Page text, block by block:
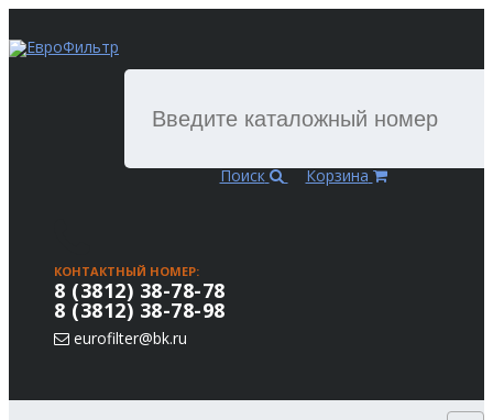
Поиск Корзина
КОНТАКТНЫЙ НОМЕР:
8 (3812) 38-78-78
8 (3812) 38-78-98
eurofilter@bk.ru